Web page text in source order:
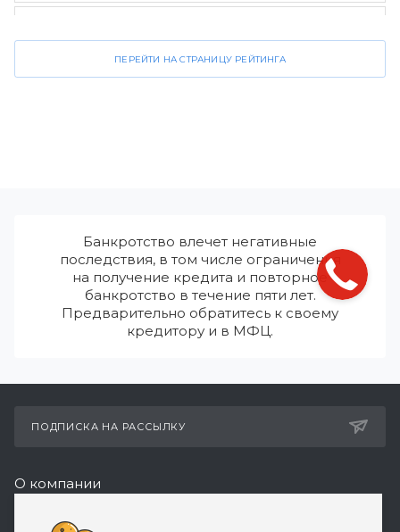
ПЕРЕЙТИ НА СТРАНИЦУ РЕЙТИНГА
Банкротство влечет негативные
последствия, в том числе ограничения
на получение кредита и повторное
банкротство в течение пяти лет.
Предварительно обратитесь к своему
кредитору и в МФЦ.
ПОДПИСКА НА РАССЫЛКУ
О компании
Реквизиты